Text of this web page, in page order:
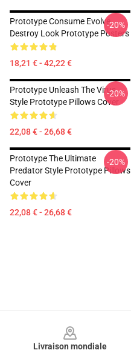
Prototype Consume Evolve
Destroy Look Prototype Posters
18,21 € - 42,22 €
-20%
Prototype Unleash The Virus
Style Prototype Pillows Cover
22,08 € - 26,68 €
-20%
Prototype The Ultimate
Predator Style Prototype Pillows
Cover
22,08 € - 26,68 €
-20%
Livraison mondiale